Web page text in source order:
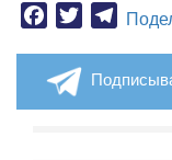
Facebook
Twitter